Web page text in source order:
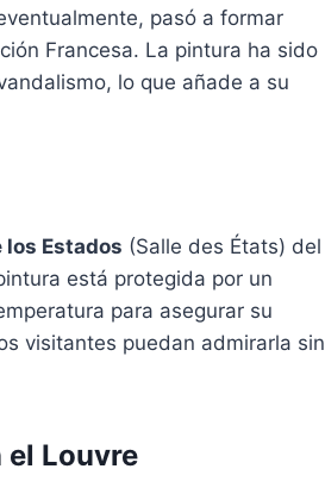
pasó a formar
Francesa. La pintura ha sido
lo que añade a su
los Estados (Salle des États) del
está protegida por un
para asegurar su
visitantes puedan admirarla sin
el Louvre